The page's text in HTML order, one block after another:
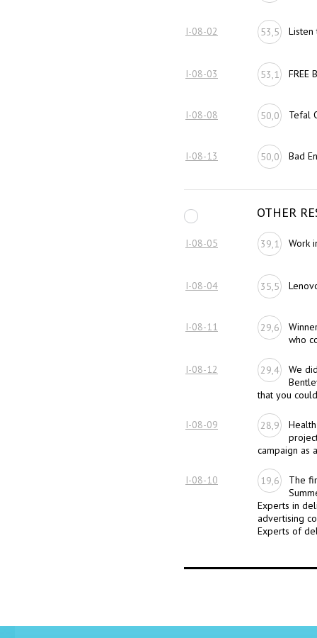
I-08-02 53,5 Listen
I-08-03 53,1 FREE
I-08-08 50,0 Tefal
I-08-13 50,0 Bad
OTHER
I-08-05 39,1 Work
I-08-04 35,5
I-08-11 29,6
who
I-08-12 29,4
We
that you
I-08-09 28,9
campaign as
I-08-10 19,6
The
Experts in
advertising
Experts of